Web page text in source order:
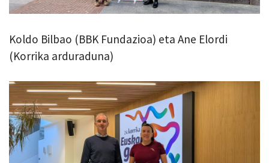
Koldo Bilbao (BBK Fundazioa) eta Ane Elordi
(Korrika arduraduna)